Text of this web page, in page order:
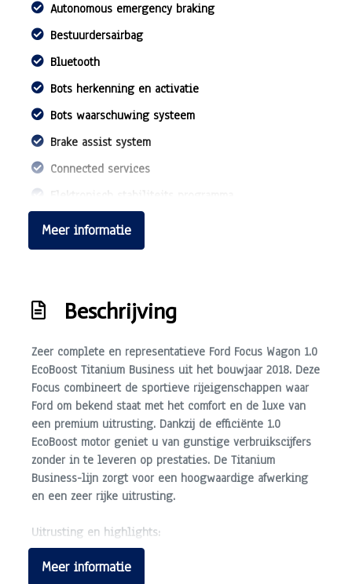
Autonomous emergency braking
Bestuurdersairbag
Bluetooth
Bots herkenning en activatie
Bots waarschuwing systeem
Brake assist system
Connected services
Elektronische remkrachtverdeling
Hoofd airbag(s) achter
Keyless start
Lichtmetalen velgen 5-spaaks 16"
Lichtmetalen velgen meer-spaaks 16"
Passagiersairbag
Rijstrooksensor met correctie
Zij airbag(s) voor
Exterieur
Buitenspiegels elektrisch inklapbaar
Buitenspiegels elektrisch verstel- en verwarmbaar
Buitenspiegels met verlichting
Meer informatie
Beschrijving
Zeer complete en representatieve Ford Focus Wagon 1.0
EcoBoost Titanium Business uit het bouwjaar 2018. Deze
Focus combineert de sportieve rijeigenschappen waar
Ford om bekend staat met het comfort en de luxe van
een premium uitrusting. Dankzij de efficiënte 1.0
EcoBoost motor geniet u van gunstige verbruikscijfers
zonder in te leveren op prestaties. De Titanium
Business-lijn zorgt voor een hoogwaardige afwerking
en een zeer rijke uitrusting.
Uitrusting en highlights:
Navigatiesysteem:
juiste route.
Meer informatie